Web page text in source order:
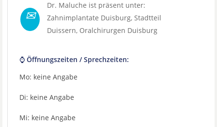
✉
Dr. Maluche ist präsent unter:
Zahnimplantate Duisburg, Stadtteil
Duissern, Oralchirurgen Duisburg
⌚ Öffnungszeiten / Sprechzeiten:
Mo: keine Angabe
Di: keine Angabe
Mi: keine Angabe